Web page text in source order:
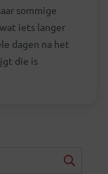
sommige
iets langer
dagen na het
die is